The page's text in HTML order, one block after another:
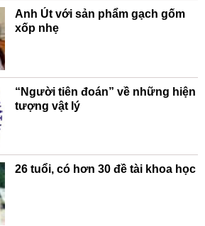
Anh Út với sản phẩm gạch gốm
xốp nhẹ
“Người tiên đoán” về những hiện
tượng vật lý
26 tuổi, có hơn 30 đề tài khoa học